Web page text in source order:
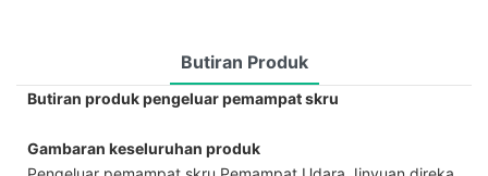
Butiran Produk
Butiran produk pengeluar pemampat skru
Gambaran keseluruhan produk